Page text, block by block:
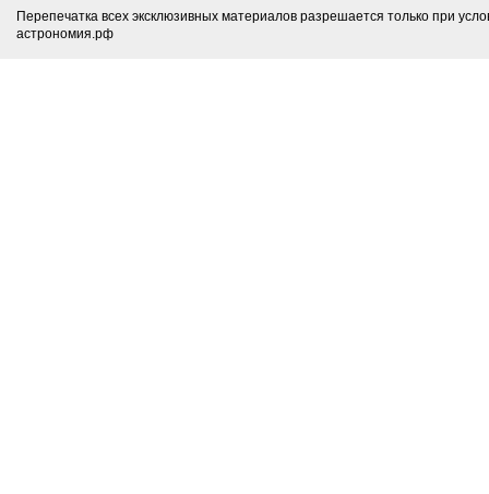
Перепечатка всех эксклюзивных материалов разрешается только при
астрономия.рф